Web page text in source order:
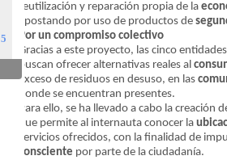
reutilización y reparación propia de la
apostando por uso de productos de
Por un compromiso colectivo
Gracias a este proyecto, las cinco
buscan ofrecer alternativas reales al
exceso de residuos en desuso, en las
donde se encuentran presentes.
Para ello, se ha llevado a cabo la creación
que permite al internauta conocer la
servicios ofrecidos, con la finalidad de
consciente por parte de la ciudadanía.